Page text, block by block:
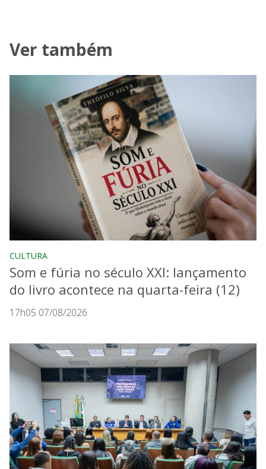
Ver também
CULTURA
Som e fúria no século XXI: lançamento
do livro acontece na quarta-feira (12)
17h05 07/08/2026